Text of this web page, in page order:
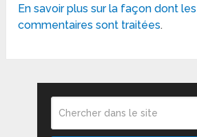
En savoir plus sur la façon dont
commentaires sont traitées.